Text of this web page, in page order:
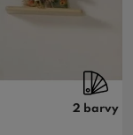
2 barvy